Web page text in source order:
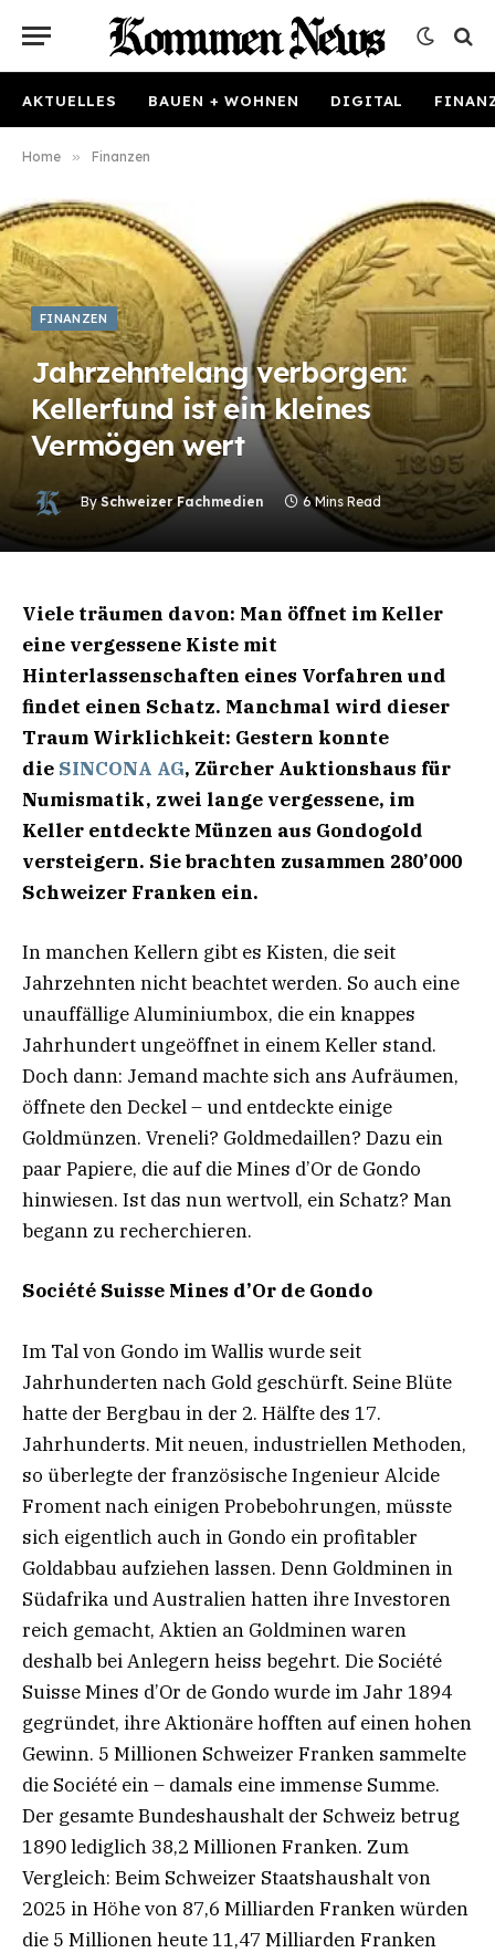
AKTUELLES BAUEN + WOHNEN DIGITAL
Home » Finanzen
FINANZEN
Jahrzehntelang verborgen:
Kellerfund ist ein kleines
Vermögen wert
By Schweizer Fachmedien 6 Mins Read
Viele träumen davon: Man öffnet im Keller
eine vergessene Kiste mit
Hinterlassenschaften eines Vorfahren und
findet einen Schatz. Manchmal wird dieser
Traum Wirklichkeit: Gestern konnte
die SINCONA AG, Zürcher Auktionshaus für
Numismatik, zwei lange vergessene, im
Keller entdeckte Münzen aus Gondogold
versteigern. Sie brachten zusammen 280’000
Schweizer Franken ein.
In manchen Kellern gibt es Kisten, die seit
Jahrzehnten nicht beachtet werden. So auch eine
unauffällige Aluminiumbox, die ein knappes
Jahrhundert ungeöffnet in einem Keller stand.
Doch dann: Jemand machte sich ans Aufräumen,
öffnete den Deckel – und entdeckte einige
Goldmünzen. Vreneli? Goldmedaillen? Dazu ein
paar Papiere, die auf die Mines d’Or de Gondo
hinwiesen. Ist das nun wertvoll, ein Schatz? Man
begann zu recherchieren.
Société Suisse Mines d’Or de Gondo
Im Tal von Gondo im Wallis wurde seit
Jahrhunderten nach Gold geschürft. Seine Blüte
hatte der Bergbau in der 2. Hälfte des 17.
Jahrhunderts. Mit neuen, industriellen Methoden,
so überlegte der französische Ingenieur Alcide
Froment nach einigen Probebohrungen, müsste
sich eigentlich auch in Gondo ein profitabler
Goldabbau aufziehen lassen. Denn Goldminen in
Südafrika und Australien hatten ihre Investoren
reich gemacht, Aktien an Goldminen waren
deshalb bei Anlegern heiss begehrt. Die Société
Suisse Mines d’Or de Gondo wurde im Jahr 1894
gegründet, ihre Aktionäre hofften auf einen hohen
Gewinn. 5 Millionen Schweizer Franken sammelte
die Société ein – damals eine immense Summe.
Der gesamte Bundeshaushalt der Schweiz betrug
1890 lediglich 38,2 Millionen Franken. Zum
Vergleich: Beim Schweizer Staatshaushalt von
2025 in Höhe von 87,6 Milliarden Franken würden
die 5 Millionen heute 11,47 Milliarden Franken